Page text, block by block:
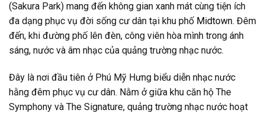
(Sakura Park) mang đến không gian xanh mát cùng tiện ích
đa dạng phục vụ đời sống cư dân tại khu phố Midtown. Đêm
đến, khi đường phố lên đèn, công viên hòa mình trong ánh
sáng, nước và âm nhạc của quảng trường nhạc nước.
Đây là nơi đầu tiên ở Phú Mỹ Hưng biểu diễn nhạc nước
hằng đêm phục vụ cư dân. Nằm ở giữa khu căn hộ The
Symphony và The Signature, quảng trường nhạc nước hoạt